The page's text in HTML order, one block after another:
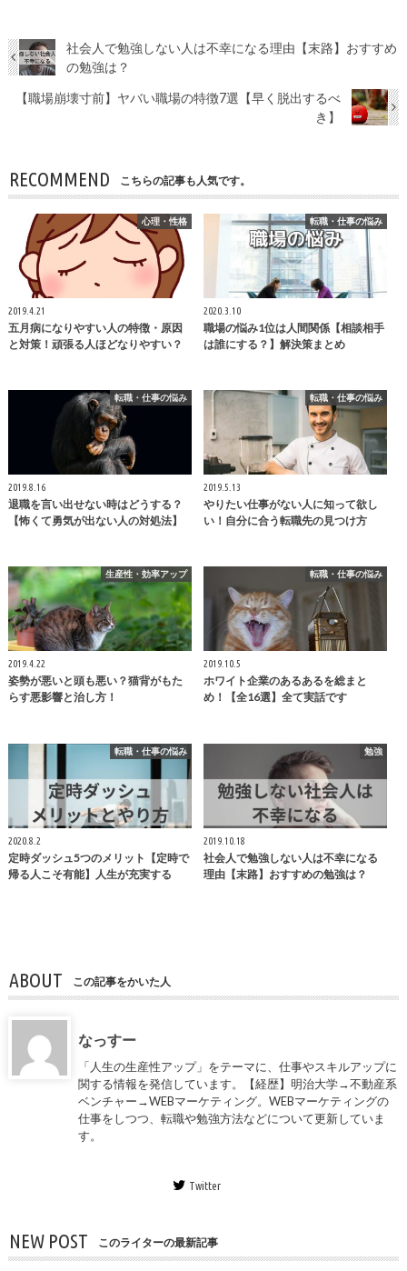
社会人で勉強しない人は不幸になる理由【末路】おすすめ
の勉強は？
【職場崩壊寸前】ヤバい職場の特徴7選【早く脱出するべ
き】
RECOMMEND こちらの記事も人気です。
心理・性格
2019.4.21
五月病になりやすい人の特徴・原因
と対策！頑張る人ほどなりやすい？
転職・仕事の悩み
2020.3.10
職場の悩み1位は人間関係【相談相手
は誰にする？】解決策まとめ
転職・仕事の悩み
2019.8.16
退職を言い出せない時はどうする？
【怖くて勇気が出ない人の対処法】
転職・仕事の悩み
2019.5.13
やりたい仕事がない人に知って欲し
い！自分に合う転職先の見つけ方
生産性・効率アップ
2019.4.22
姿勢が悪いと頭も悪い？猫背がもた
らす悪影響と治し方！
転職・仕事の悩み
2019.10.5
ホワイト企業のあるあるを総まと
め！【全16選】全て実話です
転職・仕事の悩み
2020.8.2
定時ダッシュ5つのメリット【定時で
帰る人こそ有能】人生が充実する
勉強
2019.10.18
社会人で勉強しない人は不幸になる
理由【末路】おすすめの勉強は？
ABOUT この記事をかいた人
なっすー
「人生の生産性アップ」をテーマに、仕事やスキルアップに
関する情報を発信しています。【経歴】明治大学→不動産系
ベンチャー→WEBマーケティング。WEBマーケティングの
仕事をしつつ、転職や勉強方法などについて更新していま
す。
Twitter
NEW POST このライターの最新記事